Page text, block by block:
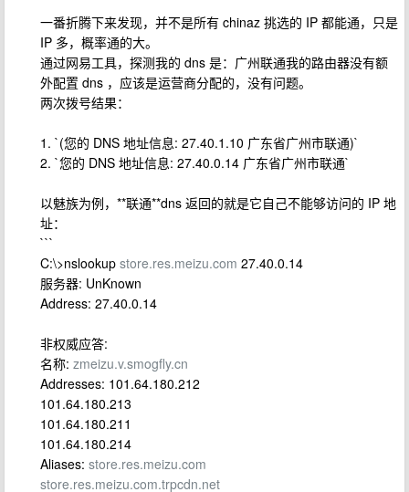
一番折腾下来发现，并不是所有 chinaz 挑选的 IP 都能通，只是
IP 多，概率通的大。
通过网易工具，探测我的 dns 是：广州联通我的路由器没有额
外配置 dns ，应该是运营商分配的，没有问题。
两次拨号结果：
1. `(您的 DNS 地址信息: 27.40.1.10 广东省广州市联通)`
2. `您的 DNS 地址信息: 27.40.0.14 广东省广州市联通`
以魅族为例，**联通**dns 返回的就是它自己不能够访问的 IP 地
址：
```
C:\>nslookup store.res.meizu.com 27.40.0.14
服务器: UnKnown
Address: 27.40.0.14
非权威应答:
名称: zmeizu.v.smogfly.cn
Addresses: 101.64.180.212
101.64.180.213
101.64.180.211
101.64.180.214
Aliases: store.res.meizu.com
store.res.meizu.com.trpcdn.net